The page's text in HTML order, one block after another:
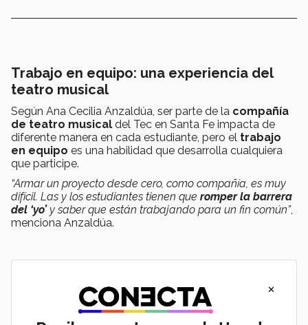
Trabajo en equipo: una experiencia del
teatro musical
Según Ana Cecilia Anzaldúa, ser parte de la compañía
de teatro musical del Tec en Santa Fe impacta de
diferente manera en cada estudiante, pero el trabajo
en equipo es una habilidad que desarrolla cualquiera
que participe.
“Armar un proyecto desde cero, como compañía, es muy
difícil. Las y los estudiantes tienen que romper la barrera
del ‘yo’y saber que están trabajando para un fin común”,
menciona Anzaldúa.
×